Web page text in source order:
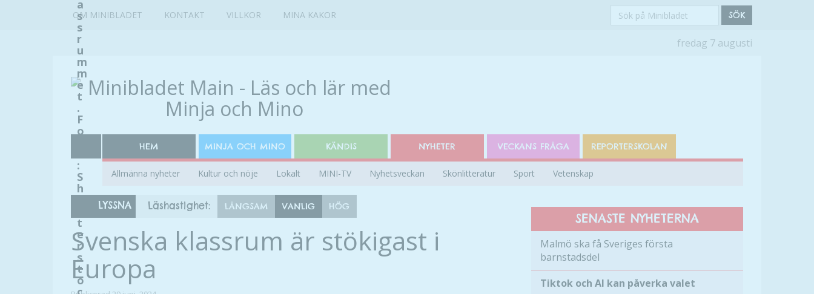
OM MINIBLADET KONTAKT VILLKOR MINA KAKOR
Sök
SÖK
fredag 7 augusti
HEM MINJA OCH MINO KÄNDIS NYHETER VECKANS FRÅGA REPORTERSKOLAN
Allmänna nyheter Kultur och nöje Lokalt MINI-TV Nyhetsveckan Skönlitteratur Sport Vetenskap
LYSSNA Läshastighet: LÅNGSAM VANLIG HÖG
Svenska klassrum är stökigast i
Europa
a
s
s
r
u
m
m
e
t
.
F
o
:
S
h
u
t
e
r
s
t
o
SENASTE NYHETERNA
Malmö ska få Sveriges första
barnstadsdel
Tiktok och AI kan påverka valet